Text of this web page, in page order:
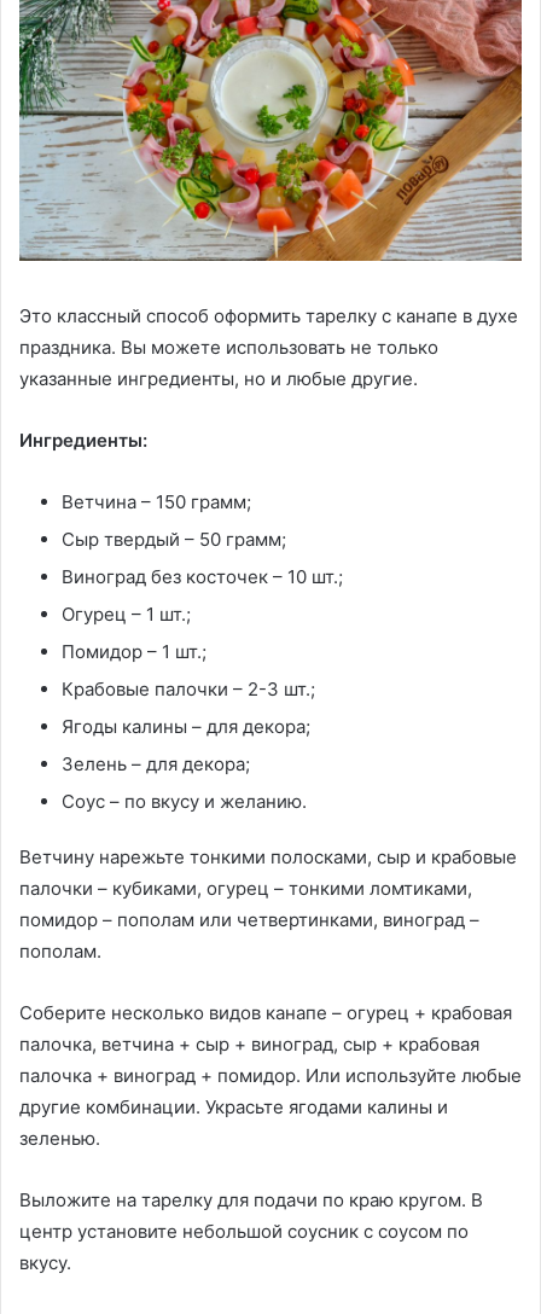
Это классный способ оформить тарелку с канапе в духе
праздника. Вы можете использовать не только
указанные ингредиенты, но и любые другие.
Ингредиенты:
Ветчина – 150 грамм;
Сыр твердый – 50 грамм;
Виноград без косточек – 10 шт.;
Огурец – 1 шт.;
Помидор – 1 шт.;
Крабовые палочки – 2-3 шт.;
Ягоды калины – для декора;
Зелень – для декора;
Соус – по вкусу и желанию.
Ветчину нарежьте тонкими полосками, сыр и крабовые
палочки – кубиками, огурец – тонкими ломтиками,
помидор – пополам или четвертинками, виноград –
пополам.
Соберите несколько видов канапе – огурец + крабовая
палочка, ветчина + сыр + виноград, сыр + крабовая
палочка + виноград + помидор. Или используйте любые
другие комбинации. Украсьте ягодами калины и
зеленью.
Выложите на тарелку для подачи по краю кругом. В
центр установите небольшой соусник с соусом по
вкусу.